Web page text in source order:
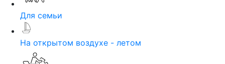
Для семьи
На открытом воздухе - летом